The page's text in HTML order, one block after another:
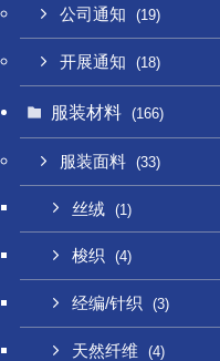
公司通知 (19)
开展通知 (18)
服装材料 (166)
服装面料 (33)
丝绒 (1)
梭织 (4)
经编/针织 (3)
天然纤维 (4)